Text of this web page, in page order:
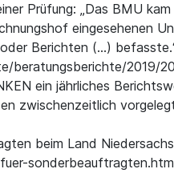
Prüfung: „Das BMU
eingesehenen
Berichten (...)
beratungsberichte/2019/
ein jährliches
zwischenzeitlich
beim Land